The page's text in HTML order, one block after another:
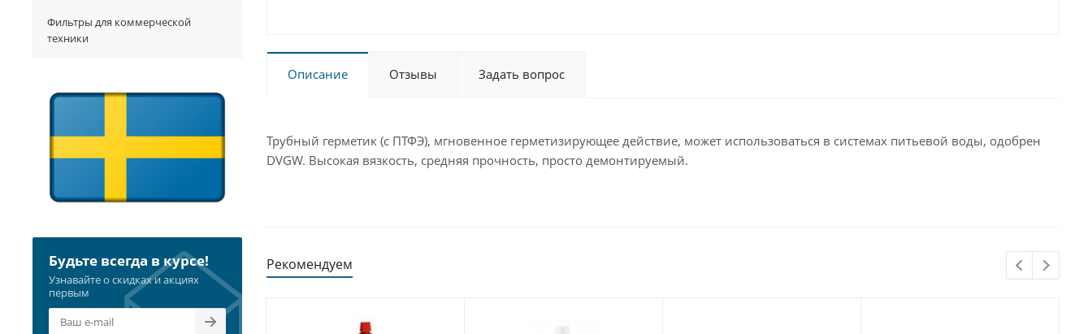
Описание Отзывы Задать вопрос
Трубный герметик (с ПТФЭ), мгновенное герметизирующее действие, может использоваться в системах питьевой воды, одобрен
DVGW. Высокая вязкость, средняя прочность, просто демонтируемый.
Рекомендуем
Фильтры для коммерческой
техники
Будьте всегда в курсе!
Узнавайте о скидках и акциях
первым